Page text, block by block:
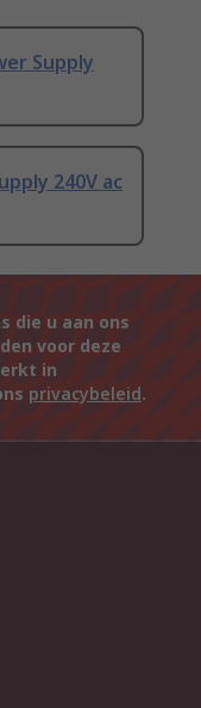
Supply
240V ac
die u aan ons
voor deze
in
privacybeleid.